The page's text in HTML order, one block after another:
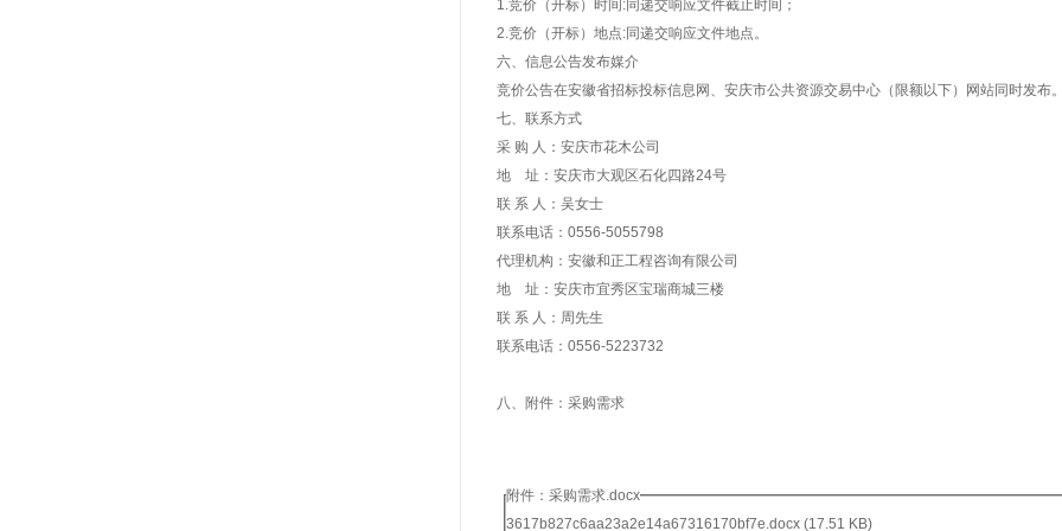
1.竞价（开标）时间:同递交响应文件截止时间；
2.竞价（开标）地点:同递交响应文件地点。
六、信息公告发布媒介
竞价公告在安徽省招标投标信息网、安庆市公共资源交易中心（限额以下）网站同时发布
七、联系方式
采 购 人：安庆市花木公司
地 址： 安庆市大观区石化四路24号
联 系 人：吴女士
联系电话：0556-5055798
代理机构： 安徽和正工程咨询有限公司
地 址：安庆市宜秀区宝瑞商城三楼
联 系 人：周先生
联系电话：0556-5223732
八、附件：采购需求
附件：采购需求.docx
3617b827c6aa23a2e14a67316170bf7e.docx (17.51 KB)